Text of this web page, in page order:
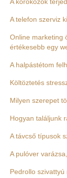
A telefon szerviz
Online marketing
értékesebb egy
A halpástétom
Költöztetés
Milyen szerepet
Hogyan találjunk
A távcső típusok
A pulóver
Pedrollo